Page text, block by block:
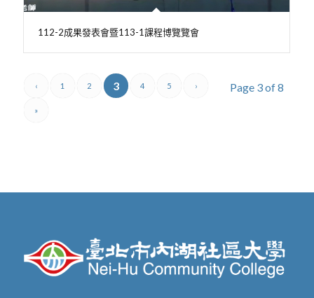
112-2成果發表會暨113-1課程博覽覽會
Page 3 of 8
‹ 1 2 3 4 5 ›
»